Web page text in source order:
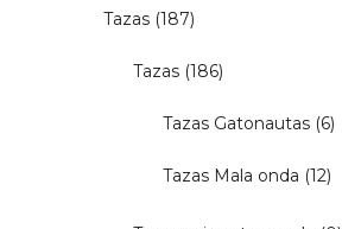
Tazas (187)
Tazas (186)
Tazas Gatonautas (6)
Tazas Mala onda (12)